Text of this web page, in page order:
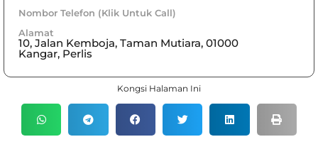
Nombor Telefon (Klik Untuk Call)
Alamat
10, Jalan Kemboja, Taman Mutiara, 01000
Kangar, Perlis
Kongsi Halaman Ini